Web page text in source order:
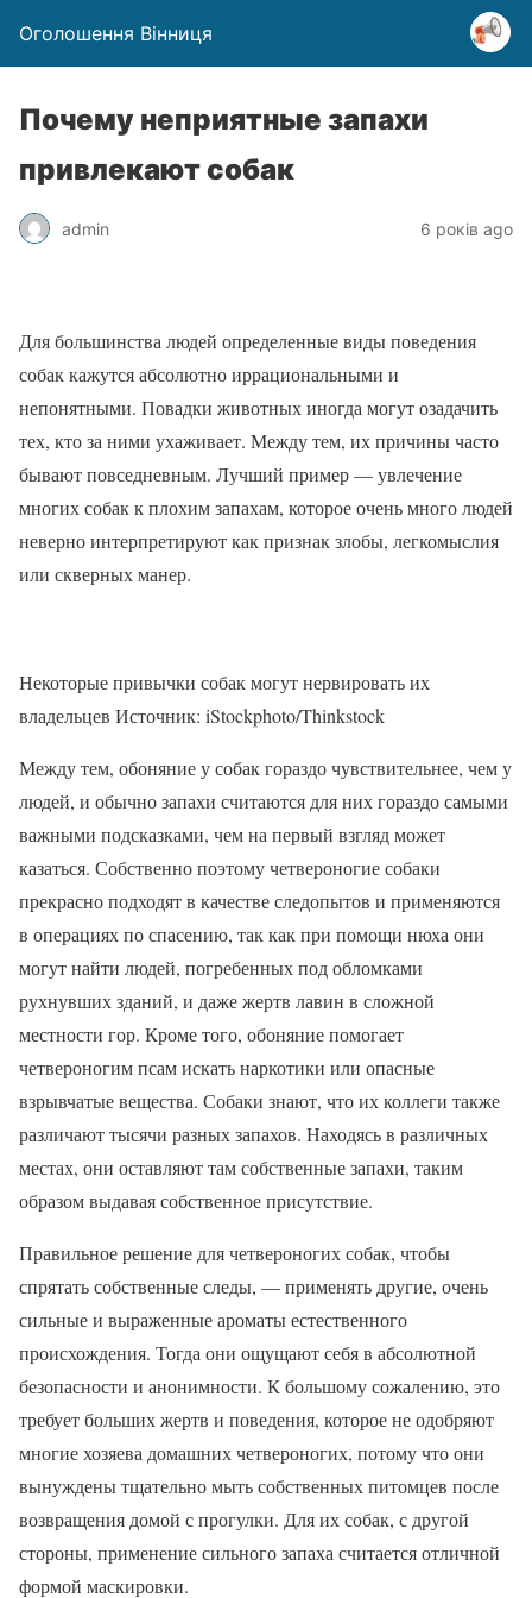
Оголошення Вінниця
Почему неприятные запахи
привлекают собак
admin 6 років ago
Для большинства людей определенные виды поведения
собак кажутся абсолютно иррациональными и
непонятными. Повадки животных иногда могут озадачить
тех, кто за ними ухаживает. Между тем, их причины часто
бывают повседневным. Лучший пример — увлечение
многих собак к плохим запахам, которое очень много людей
неверно интерпретируют как признак злобы, легкомыслия
или скверных манер.
Некоторые привычки собак могут нервировать их
владельцев Источник: iStockphoto/Thinkstock
Между тем, обоняние у собак гораздо чувствительнее, чем у
людей, и обычно запахи считаются для них гораздо самыми
важными подсказками, чем на первый взгляд может
казаться. Собственно поэтому четвероногие собаки
прекрасно подходят в качестве следопытов и применяются
в операциях по спасению, так как при помощи нюха они
могут найти людей, погребенных под обломками
рухнувших зданий, и даже жертв лавин в сложной
местности гор. Кроме того, обоняние помогает
четвероногим псам искать наркотики или опасные
взрывчатые вещества. Собаки знают, что их коллеги также
различают тысячи разных запахов. Находясь в различных
местах, они оставляют там собственные запахи, таким
образом выдавая собственное присутствие.
Правильное решение для четвероногих собак, чтобы
спрятать собственные следы, — применять другие, очень
сильные и выраженные ароматы естественного
происхождения. Тогда они ощущают себя в абсолютной
безопасности и анонимности. К большому сожалению, это
требует больших жертв и поведения, которое не одобряют
многие хозяева домашних четвероногих, потому что они
вынуждены тщательно мыть собственных питомцев после
возвращения домой с прогулки. Для их собак, с другой
стороны, применение сильного запаха считается отличной
формой маскировки.